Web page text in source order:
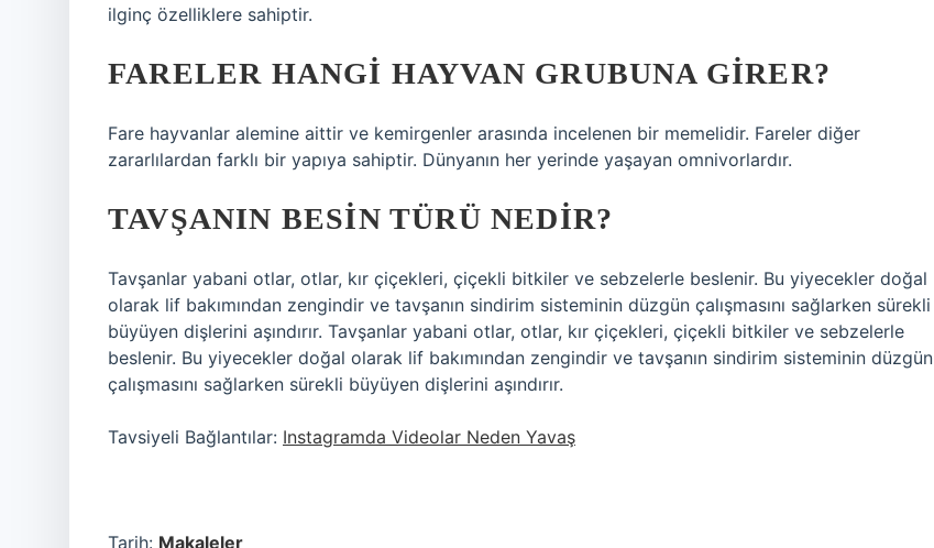
ilginç özelliklere sahiptir.
FARELER HANGI HAYVAN GRUBUNA GIRER?
Fare hayvanlar alemine aittir ve kemirgenler arasında incelenen bir memelidir. Fareler diğer
zararlılardan farklı bir yapıya sahiptir. Dünyanın her yerinde yaşayan omnivorlardır.
TAVŞANIN BESIN TÜRÜ NEDIR?
Tavşanlar yabani otlar, otlar, kır çiçekleri, çiçekli bitkiler ve sebzelerle beslenir. Bu yiyecekler doğal
olarak lif bakımından zengindir ve tavşanın sindirim sisteminin düzgün çalışmasını sağlarken sürekli
büyüyen dişlerini aşındırır. Tavşanlar yabani otlar, otlar, kır çiçekleri, çiçekli bitkiler ve sebzelerle
beslenir. Bu yiyecekler doğal olarak lif bakımından zengindir ve tavşanın sindirim sisteminin düzgün
çalışmasını sağlarken sürekli büyüyen dişlerini aşındırır.
Tavsiyeli Bağlantılar: Instagramda Videolar Neden Yavaş
Tarih: Makaleler